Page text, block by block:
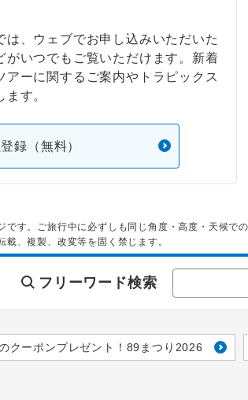
は、ウェブでお申し込みいただいた
がいつでもご覧いただけます。新着
アーに関するご案内やトラピックス
す。
録（無料）
す。ご旅行中に必ずしも同じ角度・高度・天候で
、複製、改変等を固く禁じます。
フリーワード検索
クーポンプレゼント！89まつり2026